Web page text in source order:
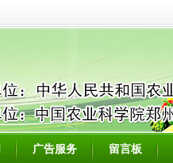
广告服务 留言板